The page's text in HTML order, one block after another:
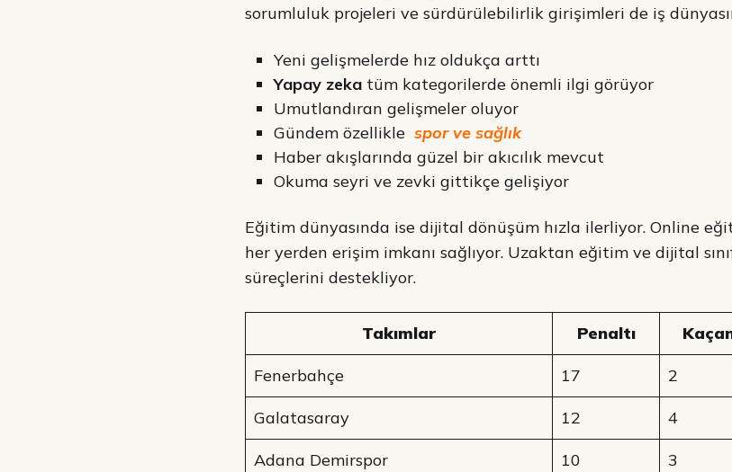
sorumluluk projeleri ve sürdürülebilirlik girişimleri de iş
Yeni gelişmelerde hız oldukça arttı
Yapay zekatüm kategorilerde önemli ilgi görüyor
Umutlandıran gelişmeler oluyor
Gündem özellikle spor ve sağlık
Haber akışlarında güzel bir akıcılık mevcut
Okuma seyri ve zevki gittikçe gelişiyor
Eğitim dünyasında ise dijital dönüşüm hızla ilerliyor. Online
her yerden erişim imkanı sağlıyor. Uzaktan eğitim ve dijital
süreçlerini destekliyor.
Takımlar Penaltı
Fenerbahçe 17 2
Galatasaray 12 4
Adana Demirspor 10 3